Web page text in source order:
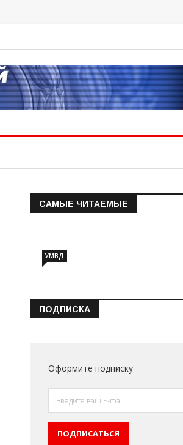
САМЫЕ ЧИТАЕМЫЕ
Информация о состоянии
УМВД
ПОДПИСКА
Оформите подписку